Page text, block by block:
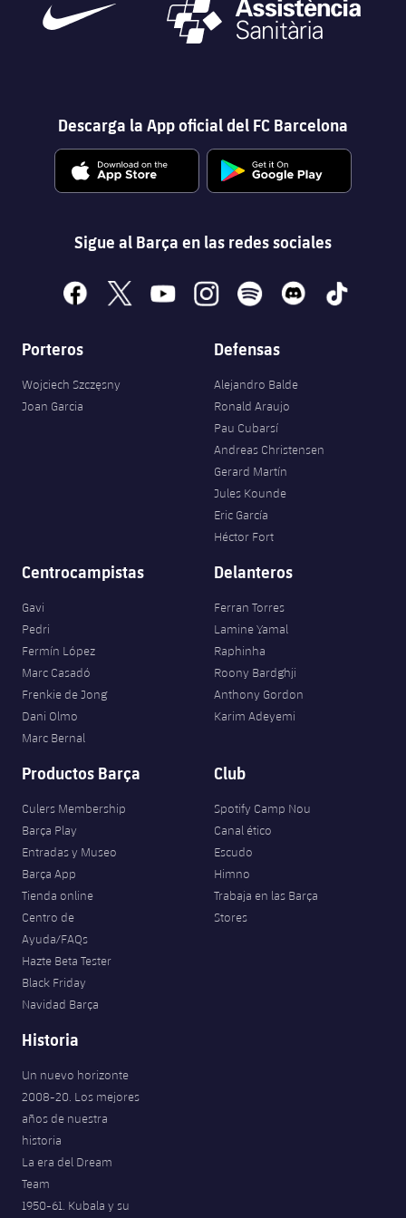
Descarga la App oficial del FC Barcelona
Sigue al Barça en las redes sociales
facebook
x youtubeinstagramspotify discord tiktok
Porteros
Wojciech Szczęsny
Joan Garcia
Defensas
Alejandro Balde
Ronald Araujo
Pau Cubarsí
Andreas Christensen
Gerard Martín
Jules Kounde
Eric García
Héctor Fort
Centrocampistas
Gavi
Pedri
Fermín López
Marc Casadó
Frenkie de Jong
Dani Olmo
Marc Bernal
Delanteros
Ferran Torres
Lamine Yamal
Raphinha
Roony Bardghji
Anthony Gordon
Karim Adeyemi
Productos Barça
Culers Membership
Barça Play
Entradas y Museo
Barça App
Tienda online
Centro de
Ayuda/FAQs
Hazte Beta Tester
Black Friday
Navidad Barça
Club
Spotify Camp Nou
Canal ético
Escudo
Himno
Trabaja en las Barça
Stores
Historia
Un nuevo horizonte
2008-20. Los mejores
años de nuestra
historia
La era del Dream
Team
1950-61. Kubala y su